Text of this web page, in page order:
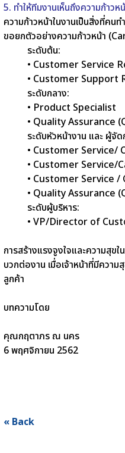
5. ทำให้ทีมงานเห็นถึงความก้าวห
ความก้าวหน้าในงานเป็นสิ่งที่คน
ขอยกตัวอย่างความก้าวหน้า
ระดับต้น:
• Customer Service
• Customer
ระดับกลาง:
• Product Specialist
• Quality Assurance
ระดับหัวหน้างาน และ ผู้จัด
• Customer Service/
• Customer Service/
• Customer Service
• Quality Assurance
ระดับผู้บริหาร:
• VP/Director of
การสร้างแรงจูงใจและความสุข
บวกต่องาน เมื่อเจ้าหน้าที่มีความ
ลูกค้า
บทความโดย
คุณกฤตาภร ณ นคร
6 พฤศจิกายน 2562
« Back